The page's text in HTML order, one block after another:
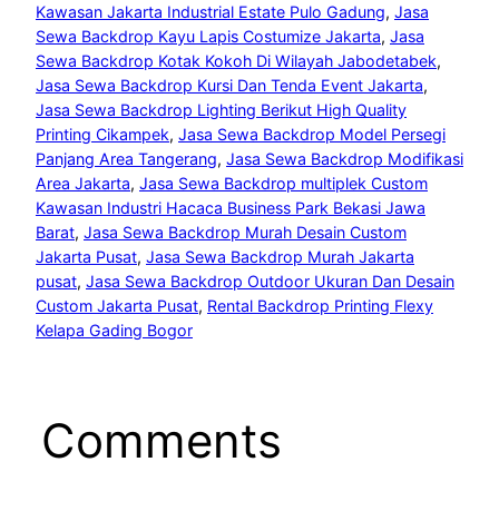
Kawasan Jakarta Industrial Estate Pulo Gadung, Jasa
Sewa Backdrop Kayu Lapis Costumize Jakarta, Jasa
Sewa Backdrop Kotak Kokoh Di Wilayah Jabodetabek
Jasa Sewa Backdrop Kursi Dan Tenda Event Jakarta
Jasa Sewa Backdrop Lighting Berikut High Quality
Printing Cikampek, Jasa Sewa Backdrop Model Persegi
Panjang Area Tangerang, Jasa Sewa Backdrop Modifikasi
Area Jakarta, Jasa Sewa Backdrop multiplek Custom
Kawasan Industri Hacaca Business Park Bekasi Jawa
Barat, Jasa Sewa Backdrop Murah Desain Custom
Jakarta Pusat, Jasa Sewa Backdrop Murah Jakarta
pusat, Jasa Sewa Backdrop Outdoor Ukuran Dan Desain
Custom Jakarta Pusat, Rental Backdrop Printing Flexy
Kelapa Gading Bogor
Comments